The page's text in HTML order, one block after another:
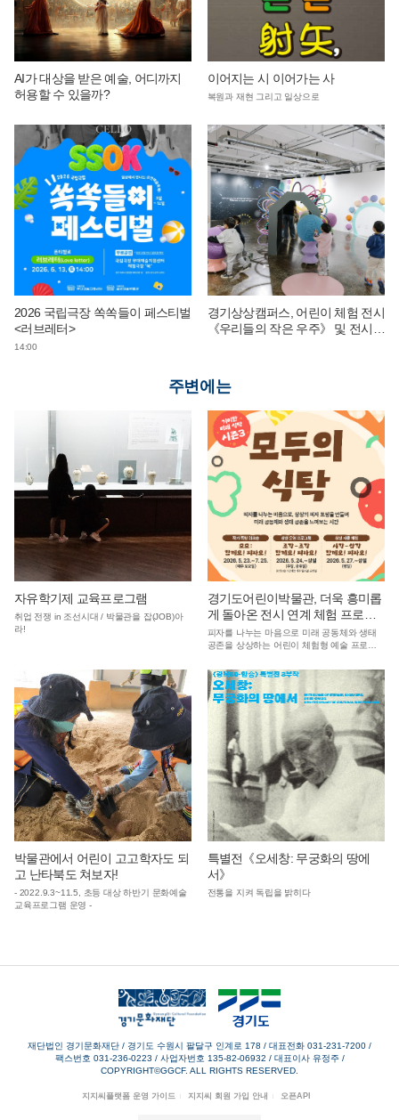
AI가 대상을 받은 예술, 어디까지
허용할 수 있을까?
이어지는 시 이어가는 사
복원과 재현 그리고 일상으로
2026 국립극장 쏙쏙들이 페스티벌
<러브레터>
14:00
경기상상캠퍼스, 어린이 체험 전시
《우리들의 작은 우주》 및 전시
주변에는
자유학기제 교육프로그램
취업 전쟁 in 조선시대 / 박물관을 잡(JOB)아
라!
경기도어린이박물관, 더욱 흥미롭
게 돌아온 전시 연계 체험 프로그
램 ‘모두의 식탁’ 운영
피자를 나누는 마음으로 미래 공동체와 생태
공존을 상상하는 어린이 체험형 예술 프로그
박물관에서 어린이 고고학자도 되
고 난타북도 쳐보자!
- 2022.9.3~11.5, 초등 대상 하반기 문화예술
교육프로그램 운영 -
특별전《오세창: 무궁화의 땅에
서》
전통을 지켜 독립을 밝히다
재단법인 경기문화재단 / 경기도 수원시 팔달구 인계로 178 / 대표전화 031-231-7200 /
팩스번호 031-236-0223 / 사업자번호 135-82-06932 / 대표이사 유정주/
COPYRIGHT©GGCF. ALL RIGHTS RESERVED.
지지씨플랫폼 운영 가이드 지지씨 회원 가입 안내 오픈API